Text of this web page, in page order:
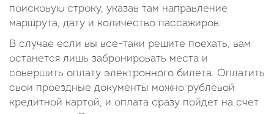
поисковую строку, указав там направление
маршрута, дату и количество пассажиров.
В случае если вы все-таки решите поехать, вам
останется лишь забронировать места и
совершить оплату электронного билета. Оплатить
свои проездные документы можно рублевой
кредитной картой, и оплата сразу пойдет на счет